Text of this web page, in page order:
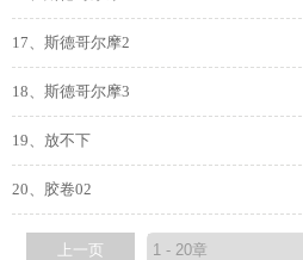
17、斯德哥尔摩2
18、斯德哥尔摩3
19、放不下
20、胶卷02
上一页